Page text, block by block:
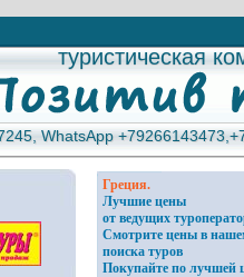
туристическая
туристическая
WhatsApp
WhatsApp
Греция.
Лучшие цены
от ведущих
Смотрите цены в
поиска туров
Покупайте по лучшей